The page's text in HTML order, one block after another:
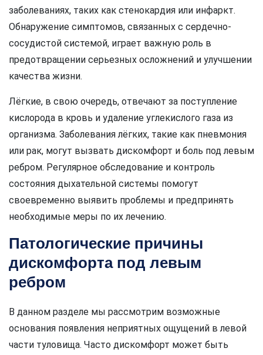
заболеваниях, таких как стенокардия или инфаркт.
Обнаружение симптомов, связанных с сердечно-
сосудистой системой, играет важную роль в
предотвращении серьезных осложнений и улучшении
качества жизни.
Лёгкие, в свою очередь, отвечают за поступление
кислорода в кровь и удаление углекислого газа из
организма. Заболевания лёгких, такие как пневмония
или рак, могут вызвать дискомфорт и боль под левым
ребром. Регулярное обследование и контроль
состояния дыхательной системы помогут
своевременно выявить проблемы и предпринять
необходимые меры по их лечению.
Патологические причины
дискомфорта под левым
ребром
В данном разделе мы рассмотрим возможные
основания появления неприятных ощущений в левой
части туловища. Часто дискомфорт может быть